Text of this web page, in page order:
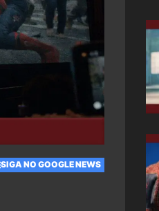
SIGA NO GOOGLE NEWS